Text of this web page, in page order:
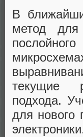
В
метод
текущие
подхода.
для нового